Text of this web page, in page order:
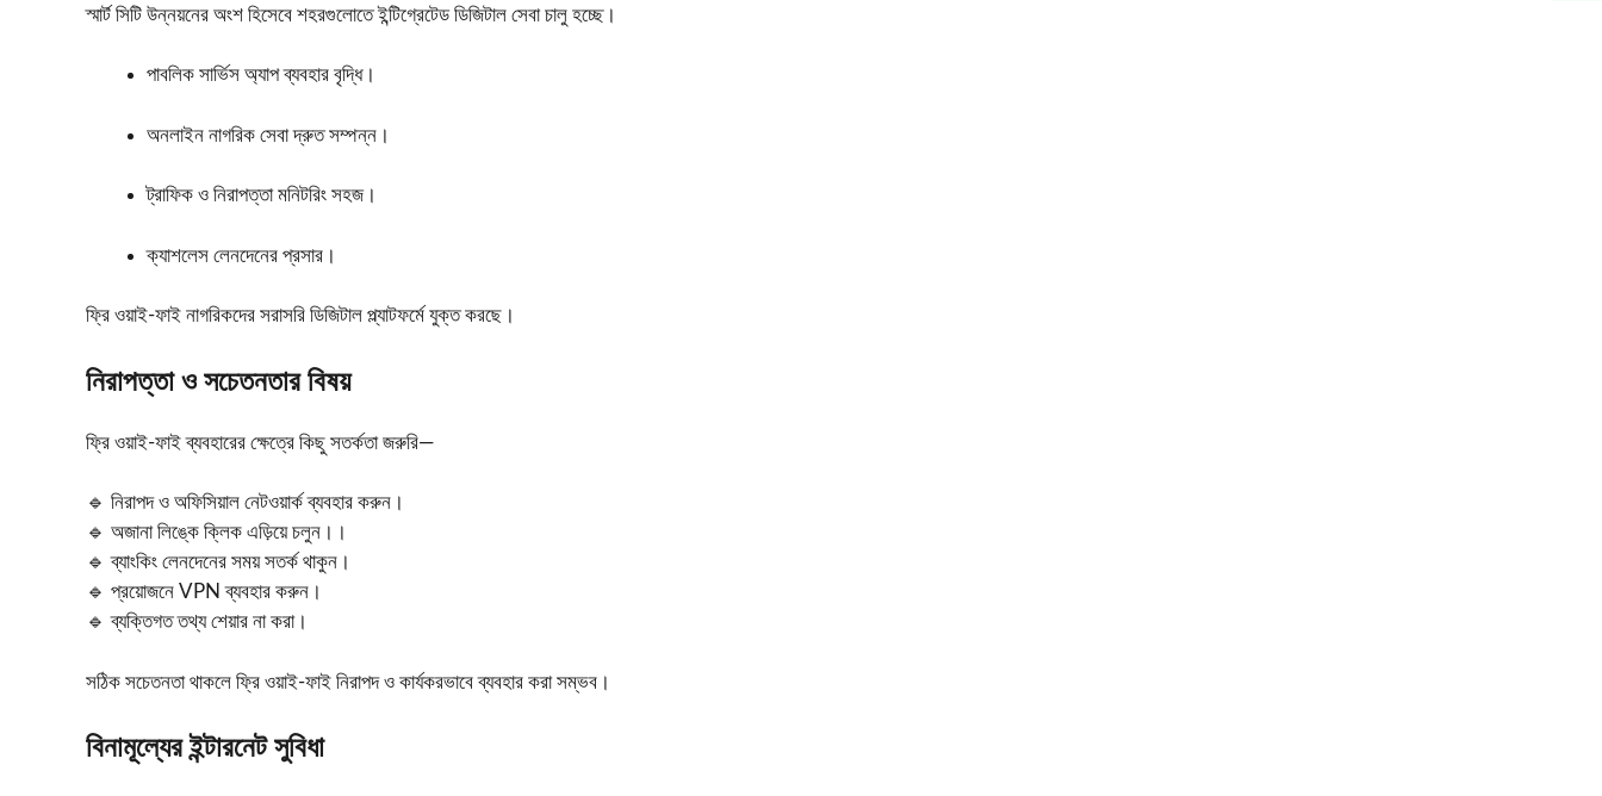
স্মার্ট সিটি উন্নয়নের অংশ হিসেবে শহরগুলোতে ইন্টিগ্রেটেড ডিজিটাল সেবা চালু হচ্ছে।
পাবলিক সার্ভিস অ্যাপ ব্যবহার বৃদ্ধি।
অনলাইন নাগরিক সেবা দ্রুত সম্পন্ন।
ট্রাফিক ও নিরাপত্তা মনিটরিং সহজ।
ক্যাশলেস লেনদেনের প্রসার।
ফ্রি ওয়াই-ফাই নাগরিকদের সরাসরি ডিজিটাল প্ল্যাটফর্মে যুক্ত করছে।
নিরাপত্তা ও সচেতনতার বিষয়
ফ্রি ওয়াই-ফাই ব্যবহারের ক্ষেত্রে কিছু সতর্কতা জরুরি—
🔹 নিরাপদ ও অফিসিয়াল নেটওয়ার্ক ব্যবহার করুন।
🔹 অজানা লিঙ্কে ক্লিক এড়িয়ে চলুন।।
🔹 ব্যাংকিং লেনদেনের সময় সতর্ক থাকুন।
🔹 প্রয়োজনে VPN ব্যবহার করুন।
🔹 ব্যক্তিগত তথ্য শেয়ার না করা।
সঠিক সচেতনতা থাকলে ফ্রি ওয়াই-ফাই নিরাপদ ও কার্যকরভাবে ব্যবহার করা সম্ভব।
বিনামূল্যের ইন্টারনেট সুবিধা